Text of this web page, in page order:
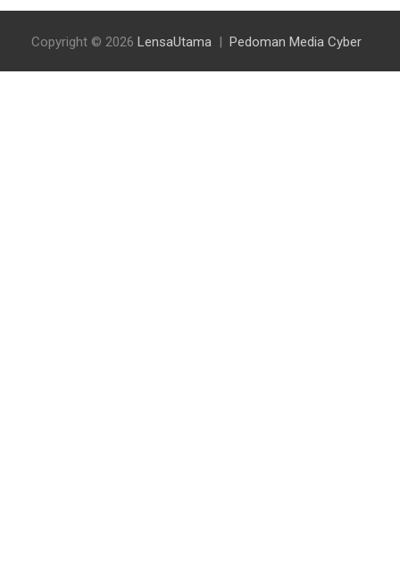
Copyright © 2026 LensaUtama Pedoman Media Cyber